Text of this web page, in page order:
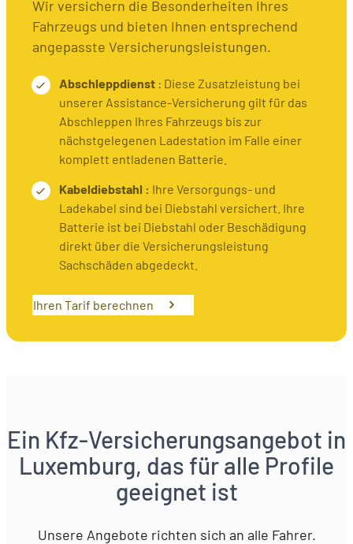
Wir versichern die Besonderheiten Ihres
Fahrzeugs und bieten Ihnen entsprechend
angepasste Versicherungsleistungen.
Abschleppdienst : Diese Zusatzleistung bei
unserer Assistance-Versicherung gilt für das
Abschleppen Ihres Fahrzeugs bis zur
nächstgelegenen Ladestation im Falle einer
komplett entladenen Batterie.
Kabeldiebstahl : Ihre Versorgungs- und
Ladekabel sind bei Diebstahl versichert. Ihre
Batterie ist bei Diebstahl oder Beschädigung
direkt über die Versicherungsleistung
Sachschäden abgedeckt.
Ihren Tarif berechnen
Ein Kfz-Versicherungsangebot in
Luxemburg, das für alle Profile
geeignet ist
Unsere Angebote richten sich an alle Fahrer.